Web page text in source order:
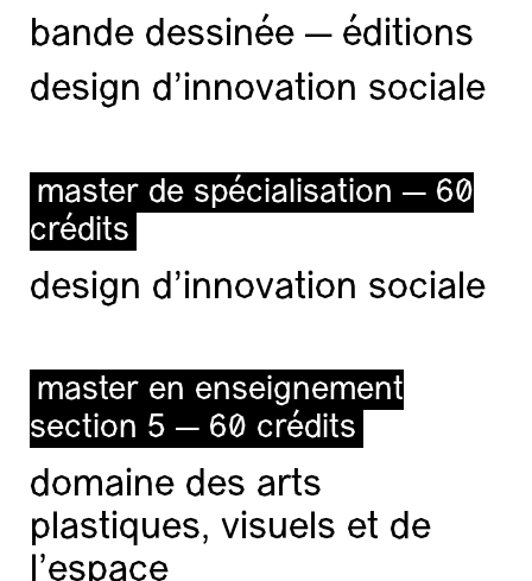
bande dessinée — éditions
design d'innovation sociale
master de spécialisation — 60
crédits
design d'innovation sociale
master en enseignement
section 5 — 60 crédits
domaine des arts
plastiques, visuels et de
l’espace